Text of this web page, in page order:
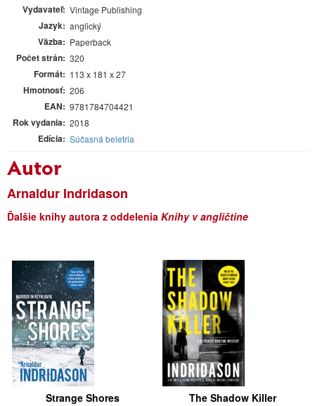
Vydavateľ Vintage Publishing
Jazyk anglický
Väzba Paperback
Počet strán 320
Formát 113 x 181 x 27
Hmotnosť 206
EAN 9781784704421
Rok vydania 2018
Edícia Súčasná beletria
Autor
Arnaldur Indridason
Ďalšie knihy autora z oddelenia Knihy v angličtine
Strange Shores The Shadow Killer